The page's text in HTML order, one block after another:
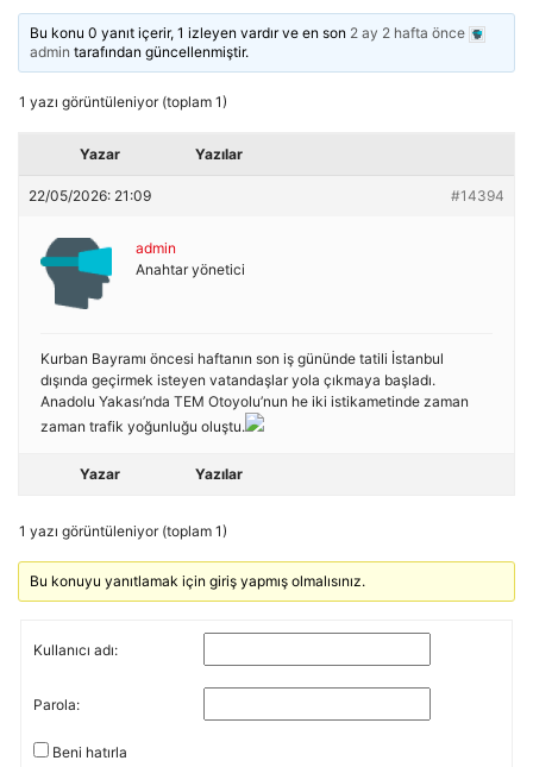
Bu konu 0 yanıt içerir, 1 izleyen vardır ve en son 2 ay 2 hafta önce
admin tarafından güncellenmiştir.
1 yazı görüntüleniyor (toplam 1)
Yazar Yazılar
22/05/2026: 21:09 #14394
admin
Anahtar yönetici
Kurban Bayramı öncesi haftanın son iş gününde tatili İstanbul
dışında geçirmek isteyen vatandaşlar yola çıkmaya başladı.
Anadolu Yakası’nda TEM Otoyolu’nun he iki istikametinde zaman
zaman trafik yoğunluğu oluştu.
Yazar Yazılar
1 yazı görüntüleniyor (toplam 1)
Bu konuyu yanıtlamak için giriş yapmış olmalısınız.
Kullanıcı adı:
Parola:
Beni hatırla